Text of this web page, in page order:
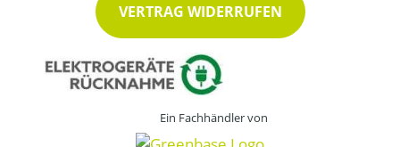
VERTRAG WIDERRUFEN
Ein Fachhändler von